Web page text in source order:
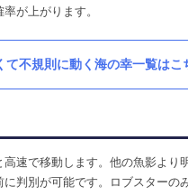
が上がります。
て不規則に動く海の幸一覧はこ
高速で移動します。他の魚影より
判別が可能です。ロブスターの